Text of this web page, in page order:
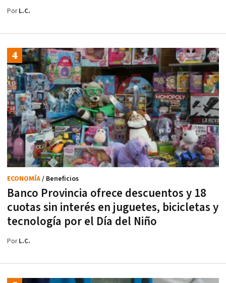
PorL.C.
Banco Provincia ofrece descuentos y 18
cuotas sin interés en juguetes, bicicletas y
tecnología por el Día del Niño
ECONOMÍA/ Beneficios
PorL.C.